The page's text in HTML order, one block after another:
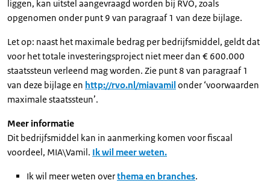
liggen, kan uitstel aangevraagd worden bij RVO, zoals
opgenomen onder punt 9 van paragraaf 1 van deze bijlage.
Let op: naast het maximale bedrag per bedrijfsmiddel, geldt dat
voor het totale investeringsproject niet meer dan € 600.000
staatssteun verleend mag worden. Zie punt 8 van paragraaf 1
van deze bijlage en http://rvo.nl/miavamil onder ‘voorwaarden
maximale staatssteun’.
Meer informatie
Dit bedrijfsmiddel kan in aanmerking komen voor fiscaal
voordeel, MIA\Vamil. Ik wil meer weten.
Ik wil meer weten overthema en branches.